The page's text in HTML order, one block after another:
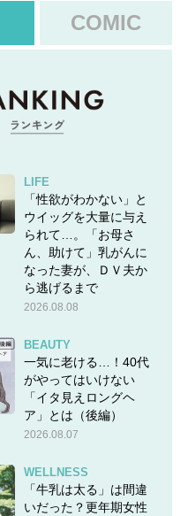
COMIC
LIFE
「性欲がわかない」と
ウイッグを大量に与え
られて…。「お母さ
ん、助けて」乳がんに
なった妻が、ＤＶ夫か
ら逃げるまで
2026.08.08
BEAUTY
一気に老ける…！40代
がやってはいけない
「イタ見えロングヘ
ア」とは（後編）
2026.08.07
WELLNESS
「牛乳は太る」は間違
いだった？更年期女性